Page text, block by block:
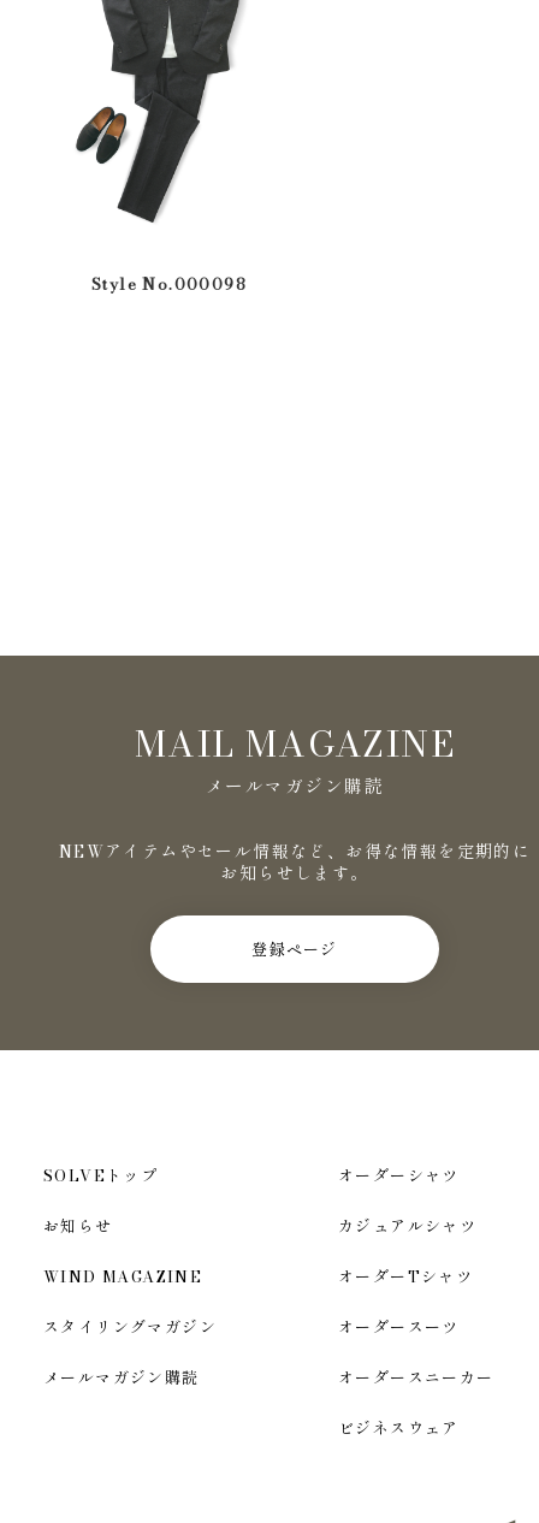
Style No.000098
MAIL MAGAZINE
メールマガジン購読
NEWアイテムやセール情報など、お得な情報を定期的に
お知らせします。
登録ページ
SOLVEトップ
お知らせ
WIND MAGAZINE
スタイリングマガジン
メールマガジン購読
オーダーシャツ
カジュアルシャツ
オーダーTシャツ
オーダースーツ
オーダースニーカー
ビジネスウェア